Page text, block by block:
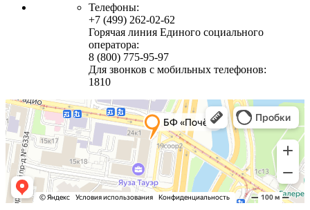
Телефоны:
+7 (499) 262-02-62
Горячая линия Единого социального
оператора:
8 (800) 775-95-97
Для звонков с мобильных телефонов:
1810